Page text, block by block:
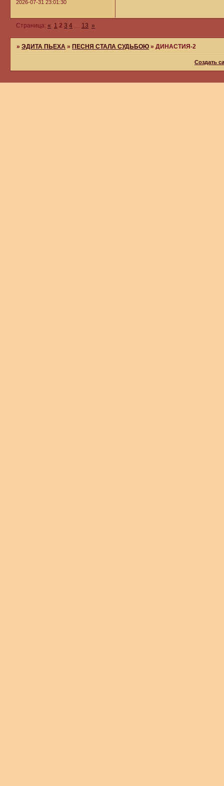
2026-07-31 23:01:30
Страница:« 1 2 3 4 … 13 »
»ЭДИТА ПЬЕХА »ПЕСНЯ СТАЛА СУДЬБОЮ »ДИНАСТИЯ-2
Создать